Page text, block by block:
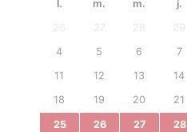
l. m. m. j.
26
27 28 29
4
5 6 7
11
12 13 14
18
19 20 21
25 26 27 28